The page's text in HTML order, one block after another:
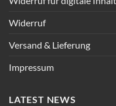
Widerruf
Versand & Lieferung
Impressum
LATEST NEWS